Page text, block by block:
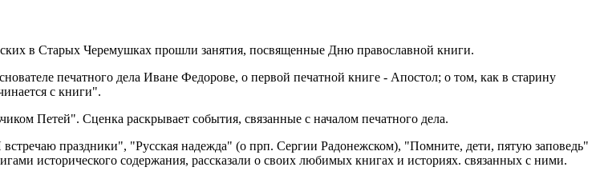
в Старых Черемушках прошли занятия, посвященные Дню православной книги.
печатного дела Иване Федорове, о первой печатной книге - Апостол; о том, как в старину
с книги".
Петей". Сценка раскрывает события, связанные с началом печатного дела.
праздники", "Русская надежда" (о прп. Сергии Радонежском), "Помните, дети, пятую заповедь"
исторического содержания, рассказали о своих любимых книгах и историях. связанных с ними.